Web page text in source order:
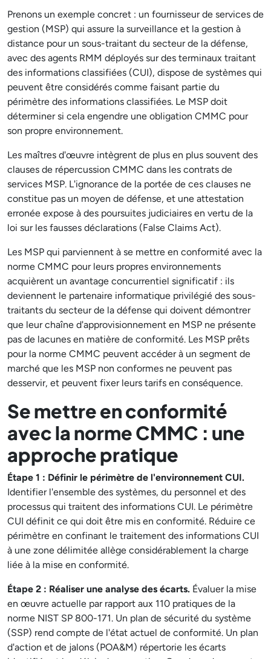
Prenons un exemple concret : un fournisseur de services de
gestion (MSP) qui assure la surveillance et la gestion à
distance pour un sous-traitant du secteur de la défense,
avec des agents RMM déployés sur des terminaux traitant
des informations classifiées (CUI), dispose de systèmes qui
peuvent être considérés comme faisant partie du
périmètre des informations classifiées. Le MSP doit
déterminer si cela engendre une obligation CMMC pour
son propre environnement.
Les maîtres d'œuvre intègrent de plus en plus souvent des
clauses de répercussion CMMC dans les contrats de
services MSP. L'ignorance de la portée de ces clauses ne
constitue pas un moyen de défense, et une attestation
erronée expose à des poursuites judiciaires en vertu de la
loi sur les fausses déclarations (False Claims Act).
Les MSP qui parviennent à se mettre en conformité avec la
norme CMMC pour leurs propres environnements
acquièrent un avantage concurrentiel significatif : ils
deviennent le partenaire informatique privilégié des sous-
traitants du secteur de la défense qui doivent démontrer
que leur chaîne d'approvisionnement en MSP ne présente
pas de lacunes en matière de conformité. Les MSP prêts
pour la norme CMMC peuvent accéder à un segment de
marché que les MSP non conformes ne peuvent pas
desservir, et peuvent fixer leurs tarifs en conséquence.
Se mettre en conformité
avec la norme CMMC : une
approche pratique
Étape 1 : Définir le périmètre de l'environnement CUI.
Identifier l'ensemble des systèmes, du personnel et des
processus qui traitent des informations CUI. Le périmètre
CUI définit ce qui doit être mis en conformité. Réduire ce
périmètre en confinant le traitement des informations CUI
à une zone délimitée allège considérablement la charge
liée à la mise en conformité.
Étape 2 : Réaliser une analyse des écarts. Évaluer la mise
en œuvre actuelle par rapport aux 110 pratiques de la
norme NIST SP 800-171. Un plan de sécurité du système
(SSP) rend compte de l'état actuel de conformité. Un plan
d'action et de jalons (POA&M) répertorie les écarts